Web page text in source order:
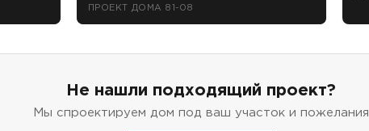
ПРОЕКТ ДОМА 81-08
Не нашли подходящий проект?
Мы спроектируем дом под ваш участок и пожелания